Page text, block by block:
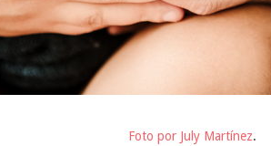
Foto por July Martínez.